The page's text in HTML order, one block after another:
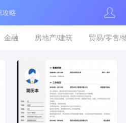
攻略
金融 房地产/建筑 贸易/零售/